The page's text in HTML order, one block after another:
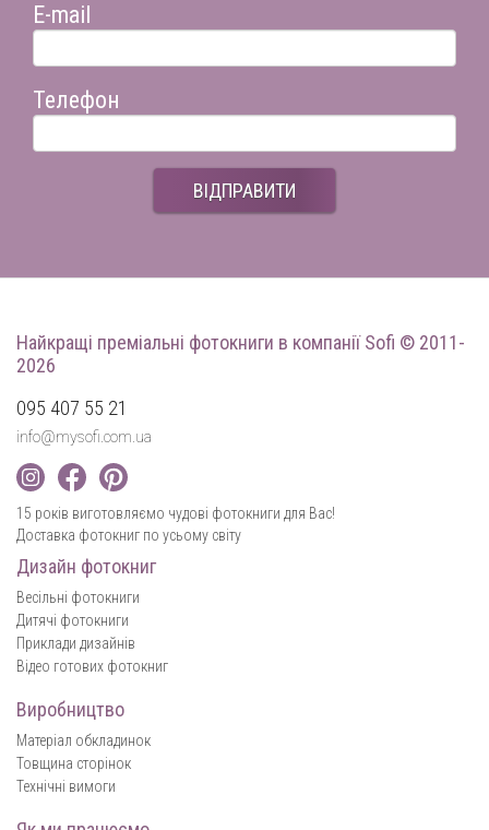
E-mail
Телефон
ВІДПРАВИТИ
Найкращі преміальні фотокниги в компанії Sofi © 2011-
2026
095 407 55 21
info@mysofi.com.ua
15 років виготовляємо чудові фотокниги для Вас!
Доставка фотокниг по усьому світу
Дизайн фотокниг
Весільні фотокниги
Дитячі фотокниги
Приклади дизайнів
Відео готових фотокниг
Виробництво
Матеріал обкладинок
Товщина сторінок
Технічні вимоги